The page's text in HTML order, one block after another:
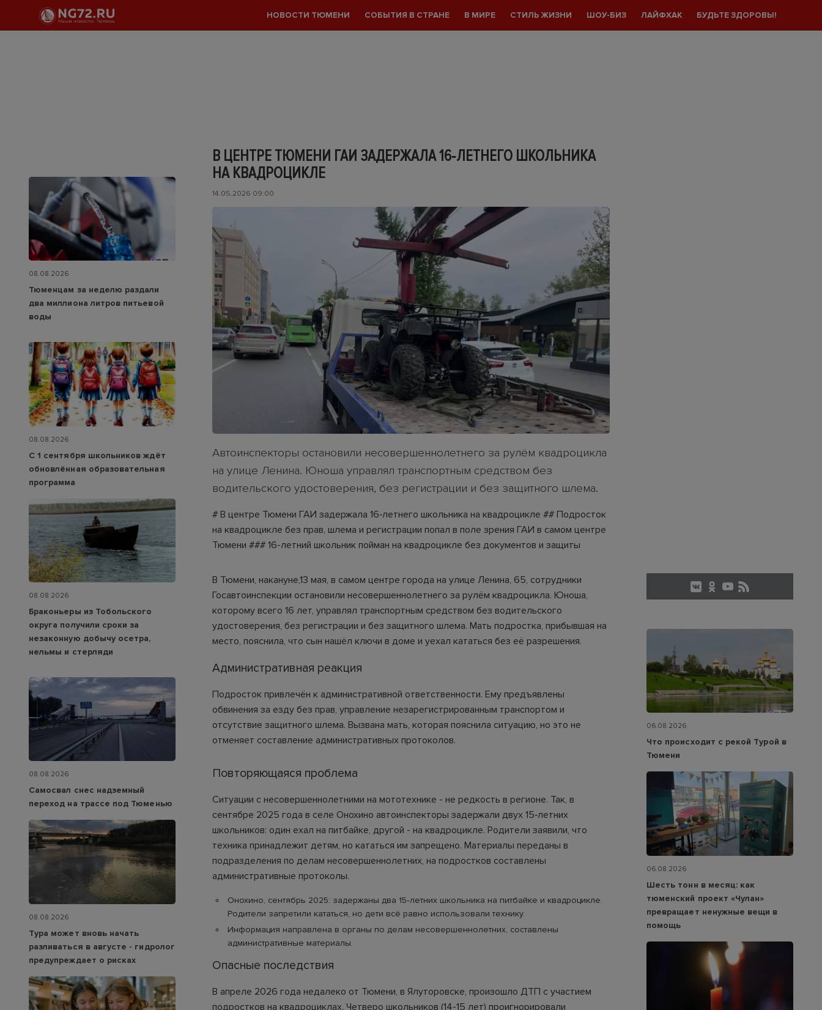
НОВОСТИ ТЮМЕНИ СОБЫТИЯ В СТРАНЕ В МИРЕ СТИЛЬ ЖИЗНИ ШОУ-БИЗ ЛАЙФХАК БУДЬТЕ ЗДОРОВЫ!
В ЦЕНТРЕ ТЮМЕНИ ГАИ ЗАДЕРЖАЛА 16‑ЛЕТНЕГО ШКОЛЬНИКА
НА КВАДРОЦИКЛЕ
14.05.2026 09:00
Автоинспекторы остановили несовершеннолетнего за рулём квадроцикла
на улице Ленина. Юноша управлял транспортным средством без
водительского удостоверения, без регистрации и без защитного шлема.
# В центре Тюмени ГАИ задержала 16‑летнего школьника на квадроцикле ## Подросток
на квадроцикле без прав, шлема и регистрации попал в поле зрения ГАИ в самом центре
Тюмени ### 16-летний школьник пойман на квадроцикле без документов и защиты
В Тюмени, накануне,13 мая, в самом центре города на улице Ленина, 65, сотрудники
Госавтоинспекции остановили несовершеннолетнего за рулём квадроцикла. Юноша,
которому всего 16 лет, управлял транспортным средством без водительского
удостоверения, без регистрации и без защитного шлема. Мать подростка, прибывшая на
место, пояснила, что сын нашёл ключи в доме и уехал кататься без её разрешения.
Административная реакция
Подросток привлечён к административной ответственности. Ему предъявлены
обвинения за езду без прав, управление незарегистрированным транспортом и
отсутствие защитного шлема. Вызвана мать, которая пояснила ситуацию, но это не
отменяет составление административных протоколов.
Повторяющаяся проблема
Ситуации с несовершеннолетними на мототехнике - не редкость в регионе. Так, в
сентябре 2025 года в селе Онохино автоинспекторы задержали двух 15‑летних
школьников: один ехал на питбайке, другой - на квадроцикле. Родители заявили, что
техника принадлежит детям, но кататься им запрещено. Материалы переданы в
подразделения по делам несовершеннолетних, на подростков составлены
административные протоколы.
Онохино, сентябрь 2025: задержаны два 15‑летних школьника на питбайке и квадроцикле.
Родители запретили кататься, но дети всё равно использовали технику.
Информация направлена в органы по делам несовершеннолетних, составлены
административные материалы.
Опасные последствия
В апреле 2026 года недалеко от Тюмени, в Ялуторовске, произошло ДТП с участием
подростков на квадроциклах. Четверо школьников (14-15 лет) проигнорировали
08.08.2026
Тюменцам за неделю раздали
два миллиона литров питьевой
воды
08.08.2026
С 1 сентября школьников ждёт
обновлённая образовательная
программа
08.08.2026
Браконьеры из Тобольского
округа получили сроки за
незаконную добычу осетра,
нельмы и стерляди
08.08.2026
Самосвал снес надземный
переход на трассе под Тюменью
08.08.2026
Тура может вновь начать
разливаться в августе - гидролог
предупреждает о рисках
06.08.2026
Что происходит с рекой Турой в
Тюмени
06.08.2026
Шесть тонн в месяц: как
тюменский проект «Чулан»
превращает ненужные вещи в
помощь